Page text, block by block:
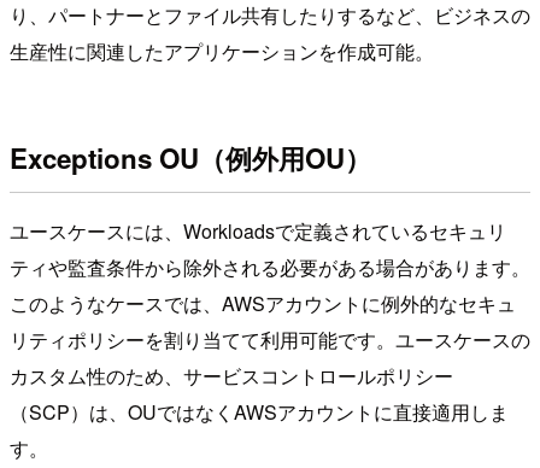
り、パートナーとファイル共有したりするなど、ビジネスの
生産性に関連したアプリケーションを作成可能。
Exceptions OU（例外用OU）
ユースケースには、Workloadsで定義されているセキュリ
ティや監査条件から除外される必要がある場合があります。
このようなケースでは、AWSアカウントに例外的なセキュ
リティポリシーを割り当てて利用可能です。ユースケースの
カスタム性のため、サービスコントロールポリシー
（SCP）は、OUではなくAWSアカウントに直接適用しま
す。